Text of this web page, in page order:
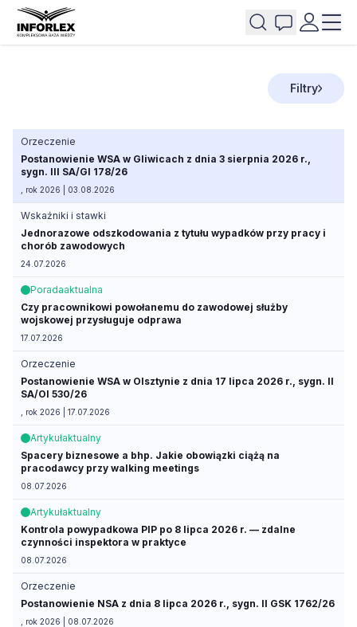
Filtry
Orzeczenie
Postanowienie WSA w Gliwicach z dnia 3 sierpnia 2026 r.,
sygn. III SA/Gl 178/26
, rok 2026 | 03.08.2026
Wskaźniki i stawki
Jednorazowe odszkodowania z tytułu wypadków przy pracy i
chorób zawodowych
24.07.2026
Poradaaktualna
Czy pracownikowi powołanemu do zawodowej służby
wojskowej przysługuje odprawa
17.07.2026
Orzeczenie
Postanowienie WSA w Olsztynie z dnia 17 lipca 2026 r., sygn. II
SA/Ol 530/26
, rok 2026 | 17.07.2026
Artykułaktualny
Spacery biznesowe a bhp. Jakie obowiązki ciążą na
pracodawcy przy walking meetings
08.07.2026
Artykułaktualny
Kontrola powypadkowa PIP po 8 lipca 2026 r. — zdalne
czynności inspektora w praktyce
08.07.2026
Orzeczenie
Postanowienie NSA z dnia 8 lipca 2026 r., sygn. II GSK 1762/26
, rok 2026 | 08.07.2026